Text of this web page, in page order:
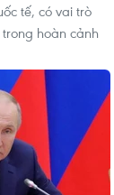
tế, có vai trò
hoàn cảnh